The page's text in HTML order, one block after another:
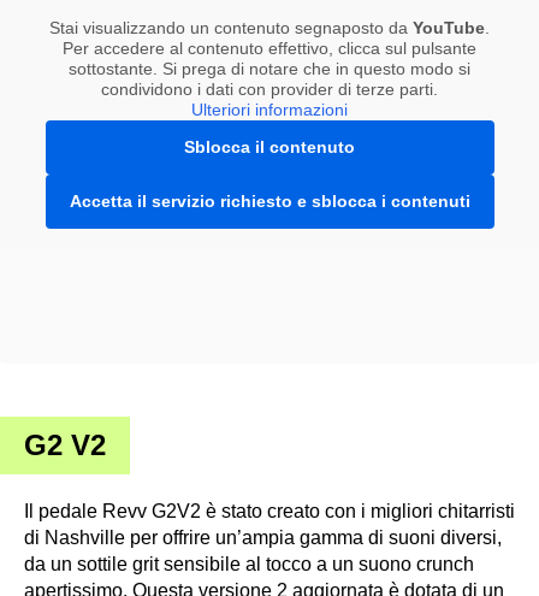
Stai visualizzando un contenuto segnaposto da YouTube.
Per accedere al contenuto effettivo, clicca sul pulsante
sottostante. Si prega di notare che in questo modo si
condividono i dati con provider di terze parti.
Ulteriori informazioni
Sblocca il contenuto
Accetta il servizio richiesto e sblocca i contenuti
G2 V2
Il pedale Revv G2V2 è stato creato con i migliori chitarristi
di Nashville per offrire un’ampia gamma di suoni diversi,
da un sottile grit sensibile al tocco a un suono crunch
apertissimo. Questa versione 2 aggiornata è dotata di un